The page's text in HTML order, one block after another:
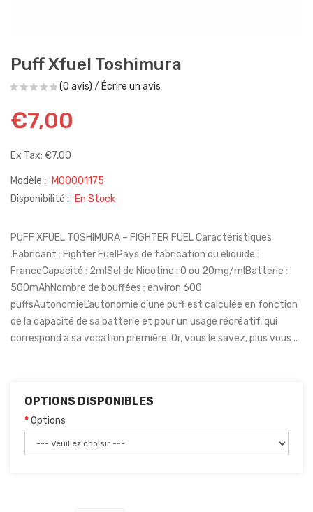
Puff Xfuel Toshimura
(0 avis) / Écrire un avis
€7,00
Ex Tax: €7,00
Modèle :
M00001175
Disponibilité :
En Stock
PUFF XFUEL TOSHIMURA – FIGHTER FUEL Caractéristiques
:Fabricant : Fighter FuelPays de fabrication du eliquide :
FranceCapacité : 2mlSel de Nicotine : 0 ou 20mg/mlBatterie :
500mAhNombre de bouffées : environ 600
puffsAutonomieL’autonomie d’une puff est calculée en fonction
de la capacité de sa batterie et pour un usage récréatif, qui
correspond à sa vocation première. Or, vous le savez, plus vous ..
OPTIONS DISPONIBLES
Options